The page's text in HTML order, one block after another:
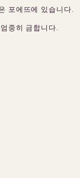
포에뜨에 있습니다.
중히 금합니다.